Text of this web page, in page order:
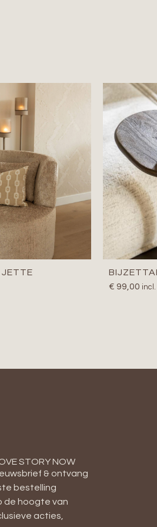
JETTE
€ 99,00
STORY NOW
& ontvang
bestelling
de hoogte van
acties,